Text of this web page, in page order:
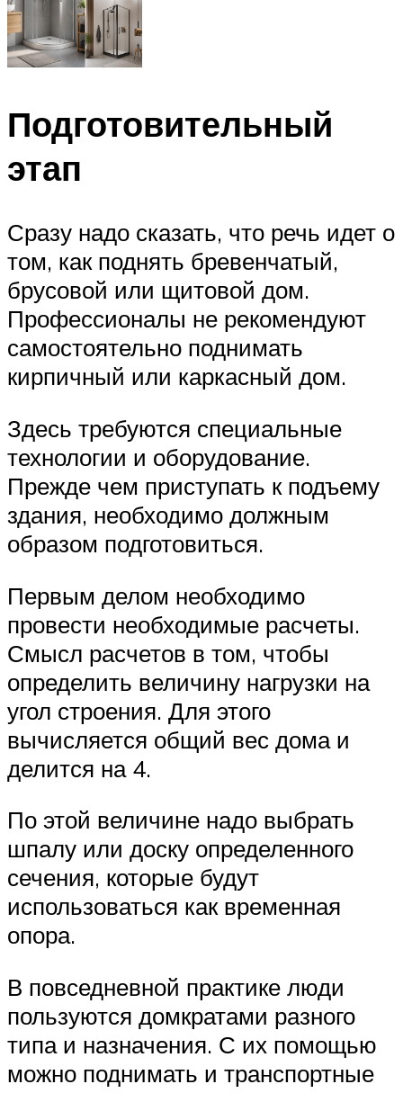
Подготовительный
этап
Сразу надо сказать, что речь идет о
том, как поднять бревенчатый,
брусовой или щитовой дом.
Профессионалы не рекомендуют
самостоятельно поднимать
кирпичный или каркасный дом.
Здесь требуются специальные
технологии и оборудование.
Прежде чем приступать к подъему
здания, необходимо должным
образом подготовиться.
Первым делом необходимо
провести необходимые расчеты.
Смысл расчетов в том, чтобы
определить величину нагрузки на
угол строения. Для этого
вычисляется общий вес дома и
делится на 4.
По этой величине надо выбрать
шпалу или доску определенного
сечения, которые будут
использоваться как временная
опора.
В повседневной практике люди
пользуются домкратами разного
типа и назначения. С их помощью
можно поднимать и транспортные